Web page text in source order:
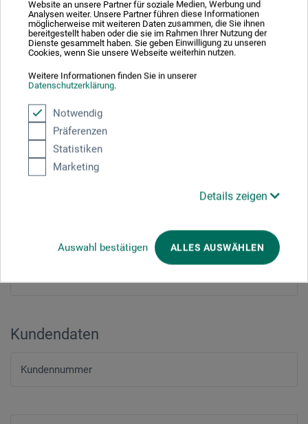
Website an unsere Partner für soziale Medien, Werbung und
Analysen weiter. Unsere Partner führen diese Informationen
möglicherweise mit weiteren Daten zusammen, die Sie ihnen
bereitgestellt haben oder die sie im Rahmen Ihrer Nutzung der
Dienste gesammelt haben. Sie geben Einwilligung zu unseren
Cookies, wenn Sie unsere Webseite weiterhin nutzen.
Weitere Informationen finden Sie in unserer
Datenschutzerklärung.
Notwendig
Präferenzen
Statistiken
Marketing
Details zeigen
Auswahl bestätigen ALLES AUSWÄHLEN
Adresszusatz / Firma
PLZ*
Stadt
Kundendaten
Kundennummer